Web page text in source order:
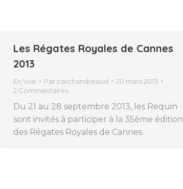
Les Régates Royales de Cannes
2013
En Vue Par carchambeaud
20 mars 2013
2 Commentaires
Du 21 au 28 septembre 2013, les Requin
sont invités à participer à la 35ème édition
des Régates Royales de Cannes.